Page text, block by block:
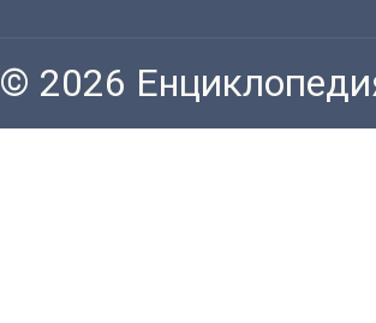
© 2026